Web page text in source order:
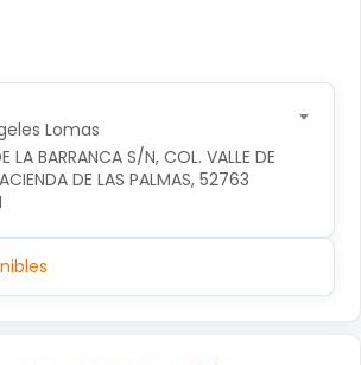
Lomas
LA BARRANCA S/N, COL. VALLE DE
DE LAS PALMAS, 52763